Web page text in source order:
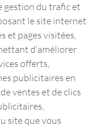
gestion du trafic et
le site internet
et pages visitées,
d’améliorer
offerts,
publicitaires en
ventes et de clics
site que vous